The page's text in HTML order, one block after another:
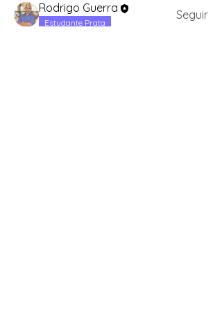
Rodrigo Guerra
Estudante Prata
Seguir